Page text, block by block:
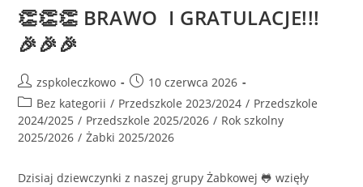
👏👏👏 BRAWO I GRATULACJE!!!
🎉🎉🎉
zspkoleczkowo
10 czerwca 2026
Bez kategorii / Przedszkole 2023/2024 / Przedszkole
2024/2025 / Przedszkole 2025/2026 / Rok szkolny
2025/2026 / Żabki 2025/2026
Dzisiaj dziewczynki z naszej grupy Żabkowej 🐸 wzięły